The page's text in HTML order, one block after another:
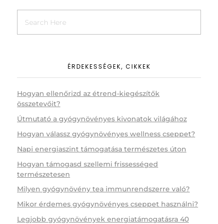
ÉRDEKESSÉGEK, CIKKEK
Hogyan ellenőrizd az étrend-kiegészítők
összetevőit?
Útmutató a gyógynövényes kivonatok világához
Hogyan válassz gyógynövényes wellness cseppet?
Napi energiaszint támogatása természetes úton
Hogyan támogasd szellemi frissességed
természetesen
Milyen gyógynövény tea immunrendszerre való?
Mikor érdemes gyógynövényes cseppet használni?
Legjobb gyógynövények energiatámogatásra 40